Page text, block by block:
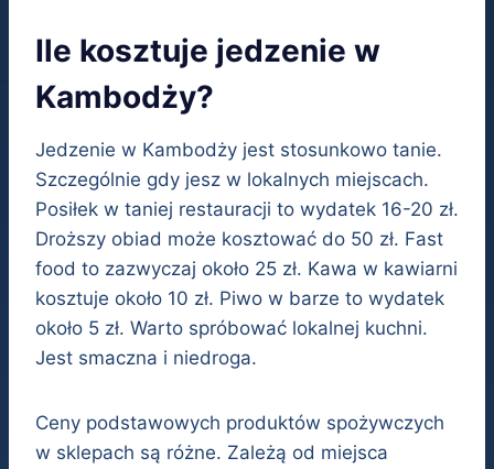
Ile kosztuje jedzenie w
Kambodży?
Jedzenie w Kambodży jest stosunkowo tanie.
Szczególnie gdy jesz w lokalnych miejscach.
Posiłek w taniej restauracji to wydatek 16-20 zł.
Droższy obiad może kosztować do 50 zł. Fast
food to zazwyczaj około 25 zł. Kawa w kawiarni
kosztuje około 10 zł. Piwo w barze to wydatek
około 5 zł. Warto spróbować lokalnej kuchni.
Jest smaczna i niedroga.
Ceny podstawowych produktów spożywczych
w sklepach są różne. Zależą od miejsca